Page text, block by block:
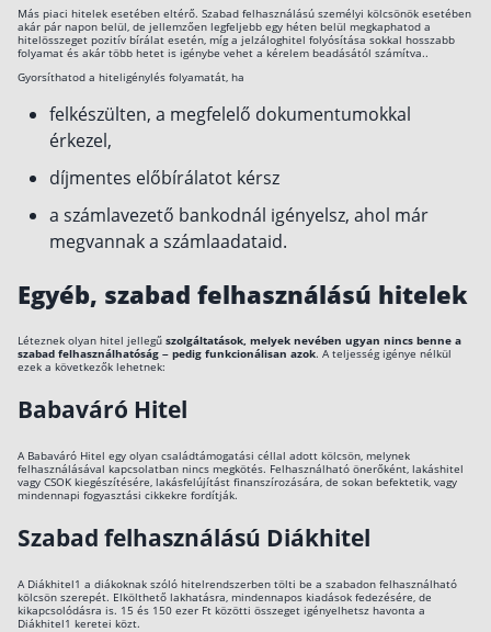
Más piaci hitelek esetében eltérő. Szabad felhasználású személyi kölcsönök esetében
akár pár napon belül, de jellemzően legfeljebb egy héten belül megkaphatod a
hitelösszeget pozitív bírálat esetén, míg a jelzáloghitel folyósítása sokkal hosszabb
folyamat és akár több hetet is igénybe vehet a kérelem beadásától számítva..
Gyorsíthatod a hiteligénylés folyamatát, ha
felkészülten, a megfelelő dokumentumokkal
érkezel,
díjmentes előbírálatot kérsz
a számlavezető bankodnál igényelsz, ahol már
megvannak a számlaadataid.
Egyéb, szabad felhasználású hitelek
Léteznek olyan hitel jellegű szolgáltatások, melyek nevében ugyan nincs benne a
szabad felhasználhatóság – pedig funkcionálisan azok. A teljesség igénye nélkül
ezek a következők lehetnek:
Babaváró Hitel
A Babaváró Hitel egy olyan családtámogatási céllal adott kölcsön, melynek
felhasználásával kapcsolatban nincs megkötés. Felhasználható önerőként, lakáshitel
vagy CSOK kiegészítésére, lakásfelújítást finanszírozására, de sokan befektetik, vagy
mindennapi fogyasztási cikkekre fordítják.
Szabad felhasználású Diákhitel
A Diákhitel1 a diákoknak szóló hitelrendszerben tölti be a szabadon felhasználható
kölcsön szerepét. Elkölthető lakhatásra, mindennapos kiadások fedezésére, de
kikapcsolódásra is. 15 és 150 ezer Ft közötti összeget igényelhetsz havonta a
Diákhitel1 keretei közt.